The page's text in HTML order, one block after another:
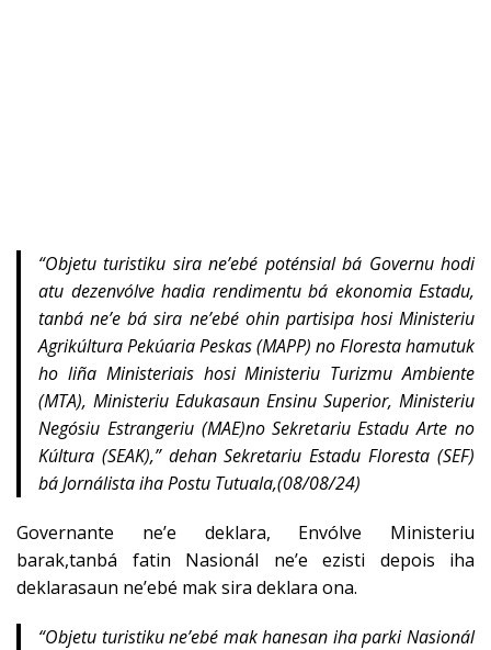
“Objetu turistiku sira ne’ebé poténsial bá Governu hodi
atu dezenvólve hadia rendimentu bá ekonomia Estadu,
tanbá ne’e bá sira ne’ebé ohin partisipa hosi Ministeriu
Agrikúltura Pekúaria Peskas (MAPP) no Floresta hamutuk
ho liña Ministeriais hosi Ministeriu Turizmu Ambiente
(MTA), Ministeriu Edukasaun Ensinu Superior, Ministeriu
Negósiu Estrangeriu (MAE)no Sekretariu Estadu Arte no
Kúltura (SEAK),” dehan Sekretariu Estadu Floresta (SEF)
bá Jornálista iha Postu Tutuala,(08/08/24)
Governante ne’e deklara, Envólve Ministeriu
barak,tanbá fatin Nasionál ne’e ezisti depois iha
deklarasaun ne’ebé mak sira deklara ona.
“Objetu turistiku ne’ebé mak hanesan iha parki Nasionál